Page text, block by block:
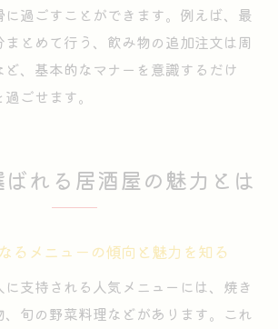
過ごすことができます。例えば、最
とめて行う、飲み物の追加注文は周
、基本的なマナーを意識するだけ
ごせます。
れる居酒屋の魅力とは
るメニューの傾向と魅力を知る
支持される人気メニューには、焼き
、旬の野菜料理などがあります。これ